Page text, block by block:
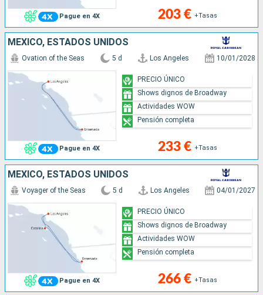
Pague en 4X 203 € +Tasas
MÉXICO, ESTADOS UNIDOS
Pague en 4X
Ovation of the Seas 5 d Los Angeles 10/01/2028
233 € +Tasas
PRECIO ÚNICO
Shows dignos de Broadway
Actividades WOW
Pensión completa
MÉXICO, ESTADOS UNIDOS
Pague en 4X
Voyager of the Seas 5 d Los Angeles 04/01/2027
266 € +Tasas
PRECIO ÚNICO
Shows dignos de Broadway
Actividades WOW
Pensión completa